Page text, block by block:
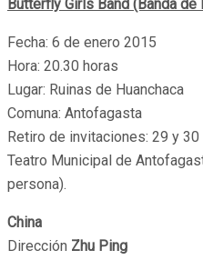
Butterfly Girls Band (Banda de
Fecha: 6 de enero 2015
Hora: 20.30 horas
Lugar: Ruinas de Huanchaca
Comuna: Antofagasta
Retiro de invitaciones: 29 y
Teatro Municipal de
persona).
China
Dirección Zhu Ping